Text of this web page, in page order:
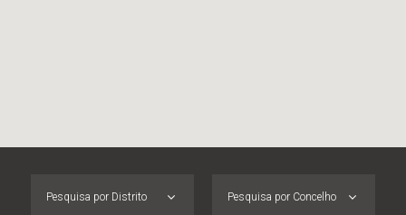
Pesquisa por Distrito Pesquisa por Concelho